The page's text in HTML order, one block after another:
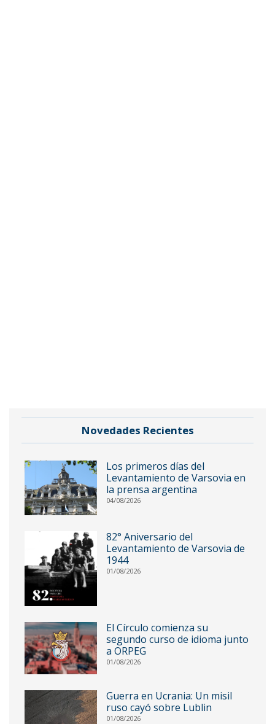
Novedades Recientes
Los primeros días del
Levantamiento de Varsovia en
la prensa argentina
04/08/2026
82° Aniversario del
Levantamiento de Varsovia de
1944
01/08/2026
El Círculo comienza su
segundo curso de idioma junto
a ORPEG
01/08/2026
Guerra en Ucrania: Un misil
ruso cayó sobre Lublin
01/08/2026